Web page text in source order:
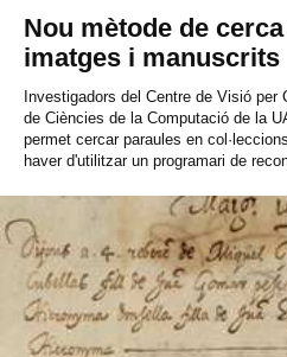
Nou mètode de
imatges i manuscrits
Investigadors del Centre de Visió per
de Ciències de la Computació de la
permet cercar paraules en
haver d'utilitzar un programari de